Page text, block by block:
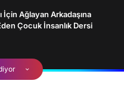
İçin Ağlayan Arkadaşına
Çocuk İnsanlık Dersi